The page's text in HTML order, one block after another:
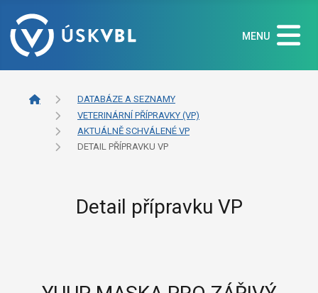
MENU
DATABÁZE A SEZNAMY
VETERINÁRNÍ PŘÍPRAVKY (VP)
AKTUÁLNĚ SCHVÁLENÉ VP
DETAIL PŘÍPRAVKU VP
Detail přípravku VP